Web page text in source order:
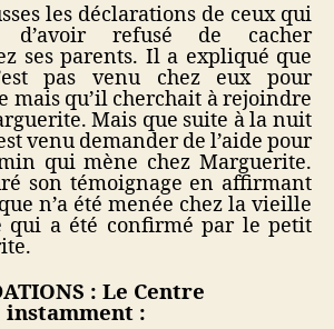
les déclarations de ceux qui
d’avoir refusé de cacher
ses parents. Il a expliqué que
pas venu chez eux pour
mais qu’il cherchait à rejoindre
Mais que suite à la nuit
venu demander de l’aide pour
qui mène chez Marguerite.
son témoignage en affirmant
n’a été menée chez la vieille
qui a été confirmé par le petit
: Le Centre
: